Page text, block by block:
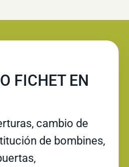
FICHET EN
cambio de
de bombines,